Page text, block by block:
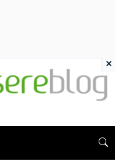
×